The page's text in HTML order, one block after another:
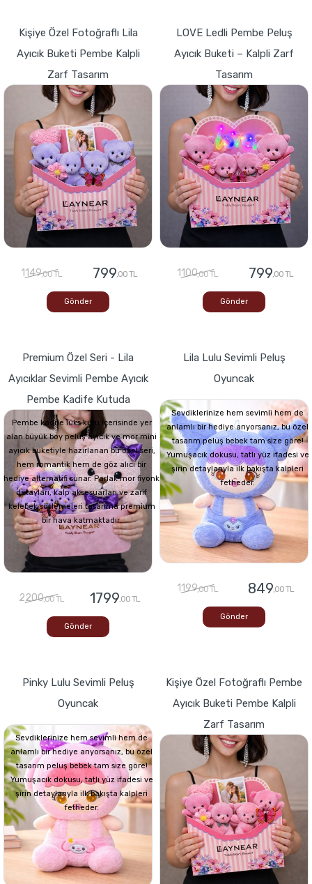
Kişiye Özel Fotoğraflı Lila
Ayıcık Buketi Pembe Kalpli
Zarf Tasarım
1149,00 TL 799,00 TL
Gönder
LOVE Ledli Pembe Peluş
Ayıcık Buketi – Kalpli Zarf
Tasarım
1100,00 TL 799,00 TL
Gönder
Premium Özel Seri - Lila
Ayıcıklar Sevimli Pembe Ayıcık
Pembe Kadife Kutuda
Pembe kadife lüks kutu içerisinde yer
alan büyük boy peluş ayıcık ve mor mini
ayıcık buketiyle hazırlanan bu özel seri,
hem romantik hem de göz alıcı bir
hediye alternatifi sunar. Parlak mor fiyonk
detayları, kalp aksesuarları ve zarif
kelebek süslemeleri tasarıma premium
bir hava katmaktadır.
2200,00 TL 1799,00 TL
Gönder
Lila Lulu Sevimli Peluş
Oyuncak
Sevdiklerinize hem sevimli hem de
anlamlı bir hediye arıyorsanız, bu özel
tasarım peluş bebek tam size göre!
Yumuşacık dokusu, tatlı yüz ifadesi ve
şirin detaylarıyla ilk bakışta kalpleri
fetheder.
1199,00 TL 849,00 TL
Gönder
Pinky Lulu Sevimli Peluş
Oyuncak
Sevdiklerinize hem sevimli hem de
anlamlı bir hediye arıyorsanız, bu özel
tasarım peluş bebek tam size göre!
Yumuşacık dokusu, tatlı yüz ifadesi ve
şirin detaylarıyla ilk bakışta kalpleri
fetheder.
Kişiye Özel Fotoğraflı Pembe
Ayıcık Buketi Pembe Kalpli
Zarf Tasarım